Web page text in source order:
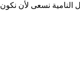
نسعى لأن نكون